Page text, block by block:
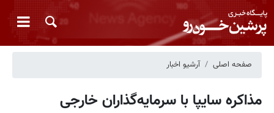
صفحه اصلی آرشیو اخبار
مذاکره سایپا با سرمایه‌گذاران خارجی